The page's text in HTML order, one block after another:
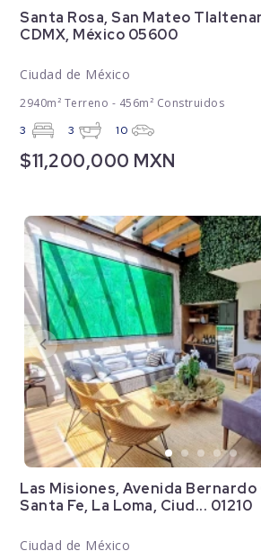
Santa Rosa, San Mateo
CDMX, México 05600
Ciudad de México
2940m² Terreno - 456m² Construidos
3 3 10
$11,200,000 MXN
Las Misiones, Avenida Bernardo
Santa Fe, La Loma, Ciud... 01210
Ciudad de México